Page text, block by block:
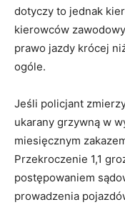
dotyczy to jednak
kierowców
prawo jazdy krócej
ogóle.
Jeśli policjant
ukarany grzywną w
miesięcznym
Przekroczenie 1,1
postępowaniem
prowadzenia